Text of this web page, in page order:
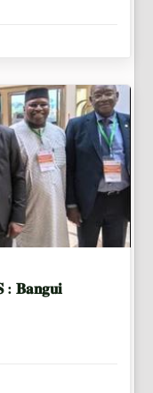
: 𝐁𝐚𝐧𝐠𝐮𝐢